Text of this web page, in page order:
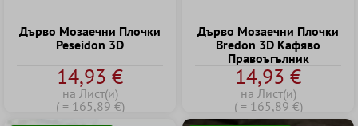
Дърво Mозаечни Плочки
Peseidon 3D
14,93 €
на Лист(и)
( = 165,89 €)
Дърво Mозаечни Плочки
Bredon 3D Kафяво
Правоъгълник
14,93 €
на Лист(и)
( = 165,89 €)